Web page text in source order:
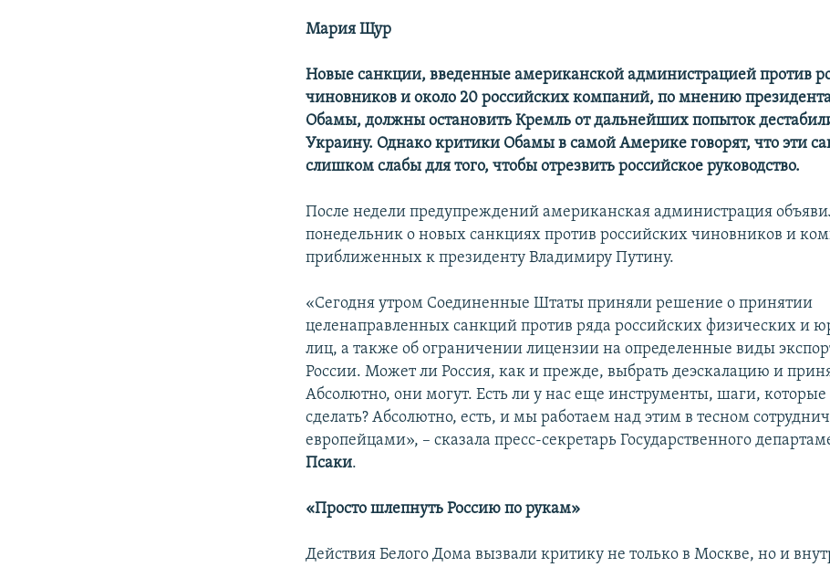
Мария Щур
Новые санкции, введенные американской администрацией против
чиновников и около 20 российских компаний, по мнению
Обамы, должны остановить Кремль от дальнейших попыток
Украину. Однако критики Обамы в самой Америке говорят, что эти
слишком слабы для того, чтобы отрезвить российское руководство.
После недели предупреждений американская администрация
понедельник о новых санкциях против российских чиновников и
приближенных к президенту Владимиру Путину.
«Сегодня утром Соединенные Штаты приняли решение о принятии
целенаправленных санкций против ряда российских физических и
лиц, а также об ограничении лицензии на определенные виды
России. Может ли Россия, как и прежде, выбрать деэскалацию и
Абсолютно, они могут. Есть ли у нас еще инструменты, шаги,
сделать? Абсолютно, есть, и мы работаем над этим в тесном
европейцами», – сказала пресс-секретарь Государственного
Псаки.
«Просто шлепнуть Россию по рукам»
Действия Белого Дома вызвали критику не только в Москве, но и